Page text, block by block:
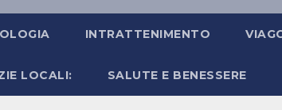
INTRATTENIMENTO
LOCALI: SALUTE E BENESSERE